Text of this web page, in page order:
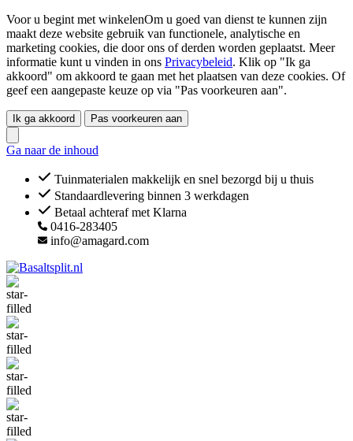
Voor u begint met winkelenOm u goed van dienst te kunnen zijn
maakt deze website gebruik van functionele, analytische en
marketing cookies, die door ons of derden worden geplaatst. Meer
informatie kunt u vinden in ons Privacybeleid. Klik op "Ik ga
akkoord" om akkoord te gaan met het plaatsen van deze cookies. Of
geef een aangepaste keuze op via "Pas voorkeuren aan".
Ik ga akkoord Pas voorkeuren aan
Ga naar de inhoud
Tuinmaterialen makkelijk en snel bezorgd bij u thuis
Standaardlevering binnen 3 werkdagen
Betaal achteraf met Klarna
0416-283405
info@amagard.com